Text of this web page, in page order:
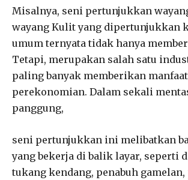
Misalnya, seni pertunjukkan
wayang Kulit yang dipertunjukkan
umum ternyata tidak hanya
Tetapi, merupakan salah satu
paling banyak memberikan
perekonomian. Dalam sekali
panggung,
seni pertunjukkan ini melibatkan
yang bekerja di balik layar, seperti
tukang kendang, penabuh